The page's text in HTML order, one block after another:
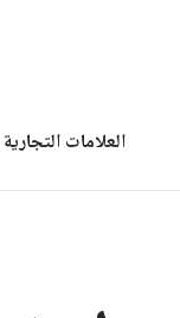
العلامات التجارية